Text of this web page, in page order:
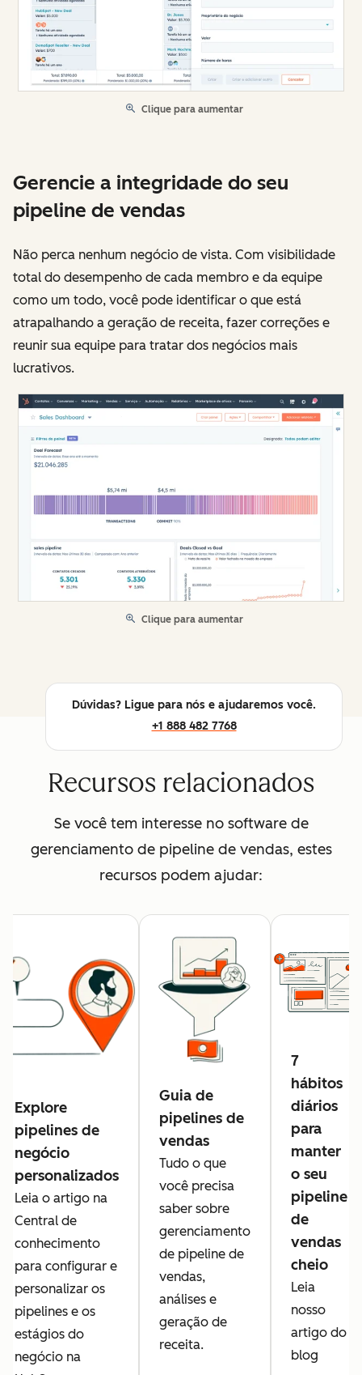
Clique para aumentar
Gerencie a integridade do seu
pipeline de vendas
Não perca nenhum negócio de vista. Com visibilidade
total do desempenho de cada membro e da equipe
como um todo, você pode identificar o que está
atrapalhando a geração de receita, fazer correções e
reunir sua equipe para tratar dos negócios mais
lucrativos.
Clique para aumentar
Dúvidas? Ligue para nós e ajudaremos você.
+1 888 482 7768
Recursos relacionados
Se você tem interesse no software de
gerenciamento de pipeline de vendas, estes
recursos podem ajudar:
Explore
pipelines de
negócio
personalizados
Leia o artigo na
Central de
conhecimento
para configurar e
personalizar os
pipelines e os
estágios do
negócio na
Guia de
pipelines de
vendas
Tudo o que
você precisa
saber sobre
gerenciamento
de pipeline de
vendas,
análises e
geração de
receita.
7
hábitos
diários
para
manter
o seu
pipeline
de
vendas
cheio
Leia
nosso
artigo do
blog